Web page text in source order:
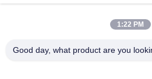
podświetlania i znakowania
Znakowanie linii Pola konstrukcyjne
1:22 PM
Good day, what product are you